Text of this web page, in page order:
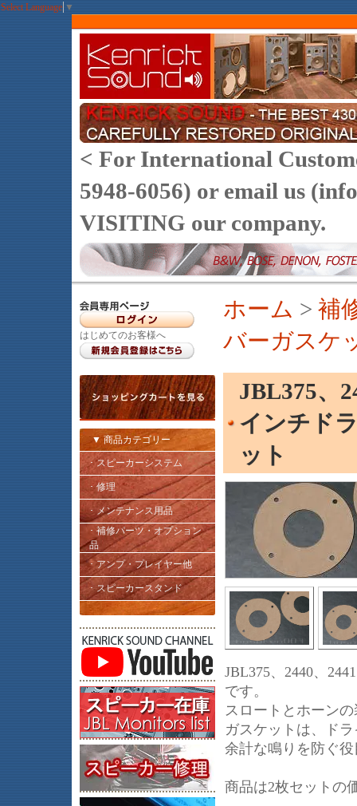
Select Language ▼
< For International
5948-6056) or email us
VISITING our company.
はじめてのお客様へ
▼ 商品カテゴリー
･ スピーカーシステム
･ 修理
･ メンテナンス用品
･ 補修パーツ・オプション
品
･ アンプ・プレイヤー他
･ スピーカースタンド
ホーム > 補
バーガスケ
JBL375、
インチド
ット
JBL375、2440、
です。
スロートとホーン
ガスケットは、ド
余計な鳴りを防ぐ
商品は2枚セットの